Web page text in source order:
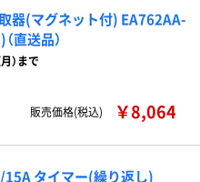
器(マグネット付) EA762AA-
直送品）
）まで
販売価格(税込) ￥8,064
15A タイマー(繰り返し)